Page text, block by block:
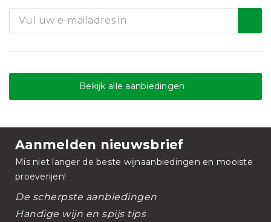
Bekijk alle aanbiedingen
Aanmelden nieuwsbrief
Mis niet langer de beste wijnaanbiedingen en mooiste
proeverijen!
De scherpste aanbiedingen
Handige wijn en spijs tips